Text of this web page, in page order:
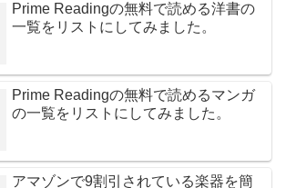
Prime Readingの無料で読める洋書の
一覧をリストにしてみました。
Prime Readingの無料で読めるマンガ
の一覧をリストにしてみました。
アマゾンで9割引されている楽器を簡